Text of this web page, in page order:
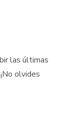
las últimas
olvides